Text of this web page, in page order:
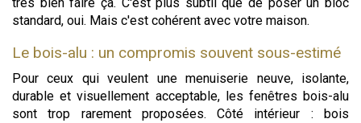
standard, oui. Mais c'est cohérent avec votre maison.
Le bois-alu : un compromis souvent sous-estimé
Pour ceux qui veulent une menuiserie neuve, isolante,
durable et visuellement acceptable, les fenêtres bois-alu
sont trop rarement proposées. Côté intérieur : bois